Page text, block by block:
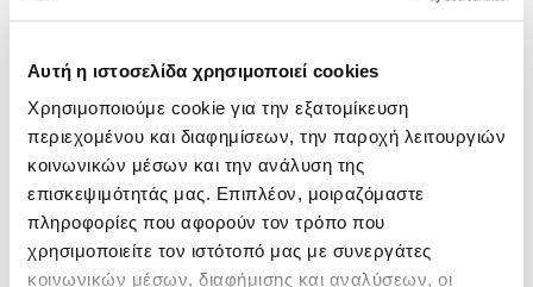
Αυτή η ιστοσελίδα χρησιμοποιεί cookies
Χρησιμοποιούμε cookie για την εξατομίκευση
περιεχομένου και διαφημίσεων, την παροχή λειτουργιών
κοινωνικών μέσων και την ανάλυση της
επισκεψιμότητάς μας. Επιπλέον, μοιραζόμαστε
πληροφορίες που αφορούν τον τρόπο που
χρησιμοποιείτε τον ιστότοπό μας με συνεργάτες
κοινωνικών μέσων, διαφήμισης και αναλύσεων, οι
και την κινητοποίηση αυτοθεραπευτικών
Ο στόχος της Ομοιοπαθητικής Ιατρικής είναι η
επίτευξη της ανοσορύθμισης (άνοσο-διέγερση και
άνοσο-τροποποίηση) της άμυνας του ανθρώπινου
οργανισμού. Για τον σκοπό αυτό χορηγεί υπερ-
αραιωμένα φυσικά διαλύματα.
Δεν στοχεύει στην καταστολή των συμπτωμάτων μιας
Κάνε εγγραφή στο newsletter
της FREZYDERM και κέρδισε!
Με την εγγραφή σου θα λαμβάνεις
περιεχόμενο που σε αφορά, θα
ενημερώνεσαι για νέα προϊόντα &